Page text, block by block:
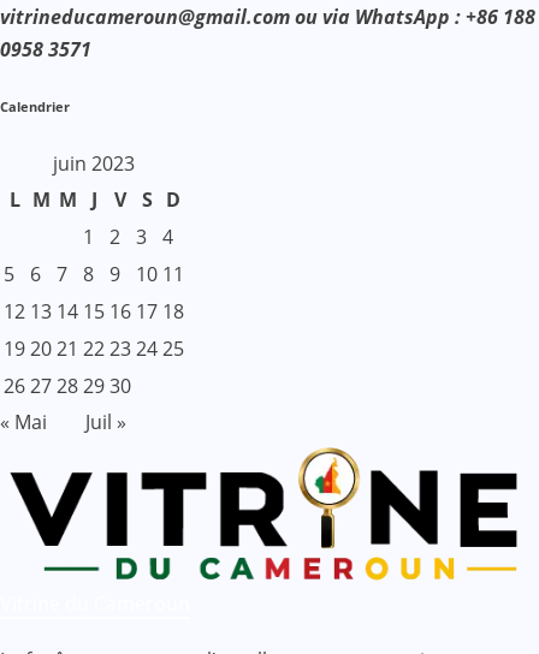
vitrineducameroun@gmail.com ou via WhatsApp : +86 188
0958 3571
Calendrier
juin 2023
L M M J V S D
1
2 3 4
5
6 7 8 9 10 11
12 13 14 15 16 17 18
192021 22232425
2627282930
« Mai
Juil »